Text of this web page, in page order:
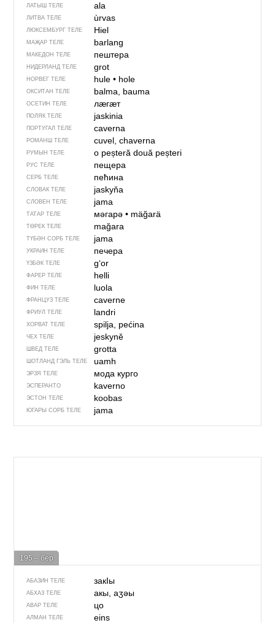
ЛАТЫШ ТЕЛЕ ala
ЛИТВА ТЕЛЕ ùrvas
ЛЮКСЕМБУРГ ТЕЛЕ Hiel
МАҖАР ТЕЛЕ barlang
МАКЕДОН ТЕЛЕ пештера
НИДЕРЛАНД ТЕЛЕ grot
НОРВЕГ ТЕЛЕ hule• hole
ОКСИТАН ТЕЛЕ balma, bauma
ОСЕТИН ТЕЛЕ лӕгӕт
ПОЛЯК ТЕЛЕ jaskinia
ПОРТУГАЛ ТЕЛЕ caverna
РОМАНШ ТЕЛЕ cuvel, chaverna
РУМЫН ТЕЛЕ o peșterădouă peșteri
РУС ТЕЛЕ пещера
СЕРБ ТЕЛЕ пећина
СЛОВАК ТЕЛЕ jaskyňa
СЛОВЕН ТЕЛЕ jama
ТАТАР ТЕЛЕ мәгарә• mäğarä
ТӨРЕК ТЕЛЕ mağara
ТҮБӘН СОРБ ТЕЛЕ jama
УКРАИН ТЕЛЕ печера
ҮЗБӘК ТЕЛЕ gʻor
ФАРЕР ТЕЛЕ helli
ФИН ТЕЛЕ luola
ФРАНЦУЗ ТЕЛЕ caverne
ФРИУЛ ТЕЛЕ landri
ХОРВАТ ТЕЛЕ spilja, pećina
ЧЕХ ТЕЛЕ jeskyně
ШВЕД ТЕЛЕ grotta
ШОТЛАНД ГЭЛЬ ТЕЛЕ uamh
ЭРЗЯ ТЕЛЕ мода курго
ЭСПЕРАНТО kaverno
ЭСТОН ТЕЛЕ koobas
ЮГАРЫ СОРБ ТЕЛЕ jama
195 – бер
АБАЗИН ТЕЛЕ закIы
АБХАЗ ТЕЛЕ акы, аӡәы
АВАР ТЕЛЕ цо
АЛМАН ТЕЛЕ eins